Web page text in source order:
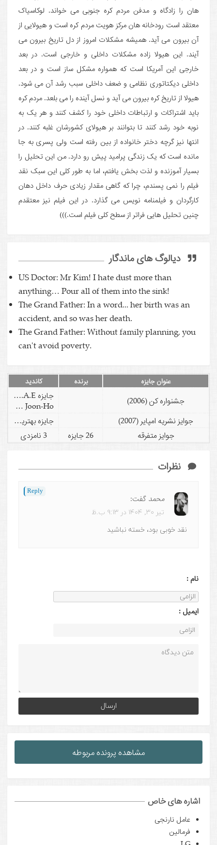
هان را زادگاه و مدفن مردم کره جنوبی می خواند. لوکاسیاک
معتقد است رودخانه هان مرکز هویت مردم کره است و هیولایی از
آن بیرون می آید. همیشه مشکلات امروز از دل تاریخ بیرون می
آیند. این هیولا زاده مشکلات داخلی و خارجی است. در بعد
خارجی این آمریکا است که همواره مشکل ساز است و در بعد
داخلی دیکتاتوری نظامی و ضعف داخلی سبب رشد آن می شود.
هیولا از تاریخ کره بیرون می آید و نسل آینده را می بلعد. مردم کره
باید اشتراکات و ارتباطات داخلی خود را کشف کنند و هر یک به
نوبه خود رشد کنند تا بتوانند بر هیولای کشورشان غلبه کنند. در
انتها نیز گرچه دختر خانواده از بین رفته است ولی پسری به جا
مانده است که یک زندگی پرامید پیش رو دارد. من این تحلیل را
بسیار آموزنده و لذت بخش یافتم، اما به طور کلی این سبک نقد
فیلم را نمی پسندم، چرا که گاهی مقدار زیادی حرف داخل دهان
کارگردان و فیلمنامه نویس می گذارد. در این فیلم نیز معتقدم
چنین تحلیل هایی فراتر از سطح کلی فیلم است.)))
دیالوگ های ماندگار
US Doctor: Mr Kim! I hate dust more than
anything… Pour all of them into the sink!
The Grand Father: In a word... her birth was an
accident, and so was her death.
The Grand Father: Without family planning, you
can't avoid poverty.
عنوان جایزه برنده کاندید
جشنواره کن (2006)
جایزه C.I.C.A.E
Bong Joon-Ho
جوایز نشریه امپایر (2007)
جایزه بهترین فیلم ترسناک
جوایز متفرقه
26 جایزه 3 نامزدی
نظرات
محمد گفت:
تیر ۳۰, ۱۴۰۴ در ۹:۱۳ ب.ظ
نقد خوبی بود، خسته نباشید
Reply
نام :
ايميل :
مشاهده پرونده مربوطه
اشاره های خاص
عامل نارنجی
فرمالین
LG